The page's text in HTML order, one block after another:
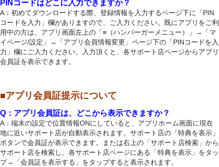
PINコードはどこに入力できますか？
A：初めてダウンロードする際、登録情報を入力するページ下に「PIN
コードを入力」欄がありますので、ご入力ください。既にアプリをご利
用中の方は、アプリ画面左上の「≡（ハンバーガーメニュー）」→「マ
イページ/設定」→「アプリ会員情報変更」ページ下の「PINコードを入
力」欄にご入力ください。入力頂くと、各サポート店ページからアプリ
会員証を表示できます。
■アプリ会員証提示について
Q：アプリ会員証は、どこから表示できますか？
A：端末の設定で位置情報ONにしていると、アプリホーム画面に現在
地に近いサポート店が自動表示されます。サポート店の「特典を表示」
ボタンで会員証が表示できます。または右上の「サポート店検索」から
サポート店を検索し、各サポート店ページにある「特典を表示」をタッ
プ→「会員証を表示する」をタップすると表示されます。